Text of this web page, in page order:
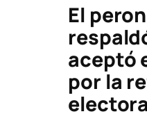
El
aceptó
por la